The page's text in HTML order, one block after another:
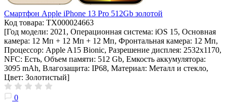
Смартфон Apple iPhone 13 Pro 512Gb золотой
Код товара: ТХ000024663
[Год модели: 2021, Операционная система: iOS 15, Основная
камера: 12 Мп + 12 Мп + 12 Мп, Фронтальная камера: 12 Мп,
Процессор: Apple A15 Bionic, Разрешение дисплея: 2532х1170,
NFC: Есть, Объем памяти: 512 Gb, Емкость аккумулятора:
3095 mAh, Влагозащита: IP68, Материал: Металл и стекло,
Цвет: Золотистый]
0